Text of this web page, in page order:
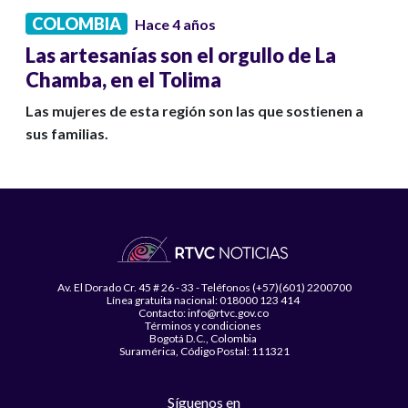
COLOMBIA Hace 4 años
Las artesanías son el orgullo de La
Chamba, en el Tolima
Las mujeres de esta región son las que sostienen a
sus familias.
Av. El Dorado Cr. 45 # 26 - 33 - Teléfonos (+57)(601) 2200700
Línea gratuita nacional: 018000 123 414
Contacto: info@rtvc.gov.co
Términos y condiciones
Bogotá D.C., Colombia
Suramérica, Código Postal: 111321
Síguenos en